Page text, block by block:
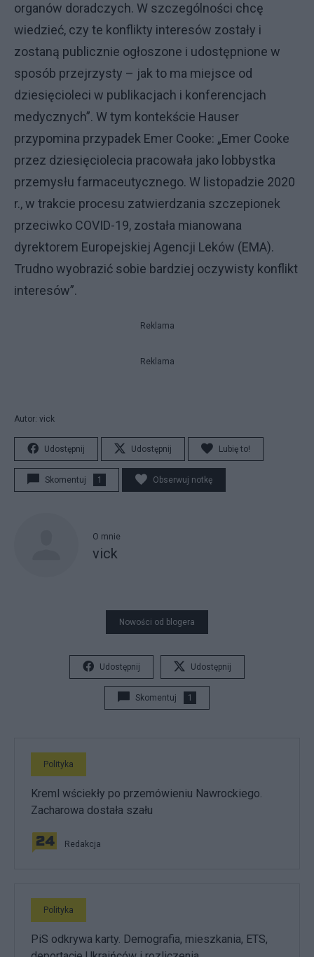
organów doradczych. W szczególności chcę
wiedzieć, czy te konflikty interesów zostały i
zostaną publicznie ogłoszone i udostępnione w
sposób przejrzysty – jak to ma miejsce od
dziesięcioleci w publikacjach i konferencjach
medycznych”. W tym kontekście Hauser
przypomina przypadek Emer Cooke: „Emer Cooke
przez dziesięciolecia pracowała jako lobbystka
przemysłu farmaceutycznego. W listopadzie 2020
r., w trakcie procesu zatwierdzania szczepionek
przeciwko COVID-19, została mianowana
dyrektorem Europejskiej Agencji Leków (EMA).
Trudno wyobrazić sobie bardziej oczywisty konflikt
interesów”.
Reklama
Reklama
Autor: vick
Udostępnij Udostępnij Lubię to!
Skomentuj 1 Obserwuj notkę
O mnie
vick
Nowości od blogera
Udostępnij Udostępnij
Skomentuj 1
Polityka
Kreml wściekły po przemówieniu Nawrockiego.
Zacharowa dostała szału
Redakcja
Polityka
PiS odkrywa karty. Demografia, mieszkania, ETS,